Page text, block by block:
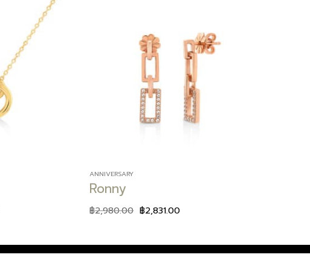
ANNIVERSARY
Ronny
฿2,980.00 ฿2,831.00